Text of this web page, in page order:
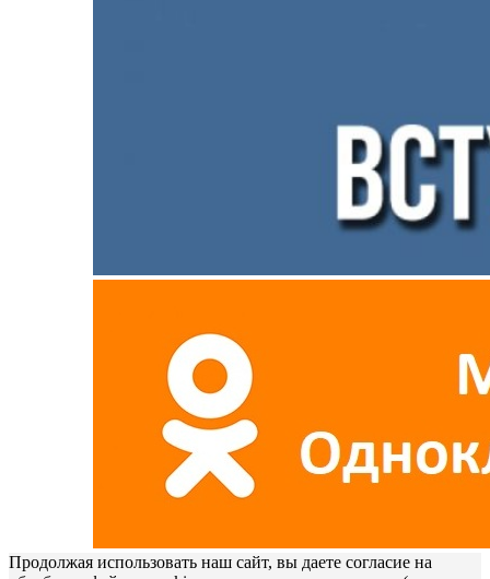
Продолжая использовать наш сайт, вы даете согласие на